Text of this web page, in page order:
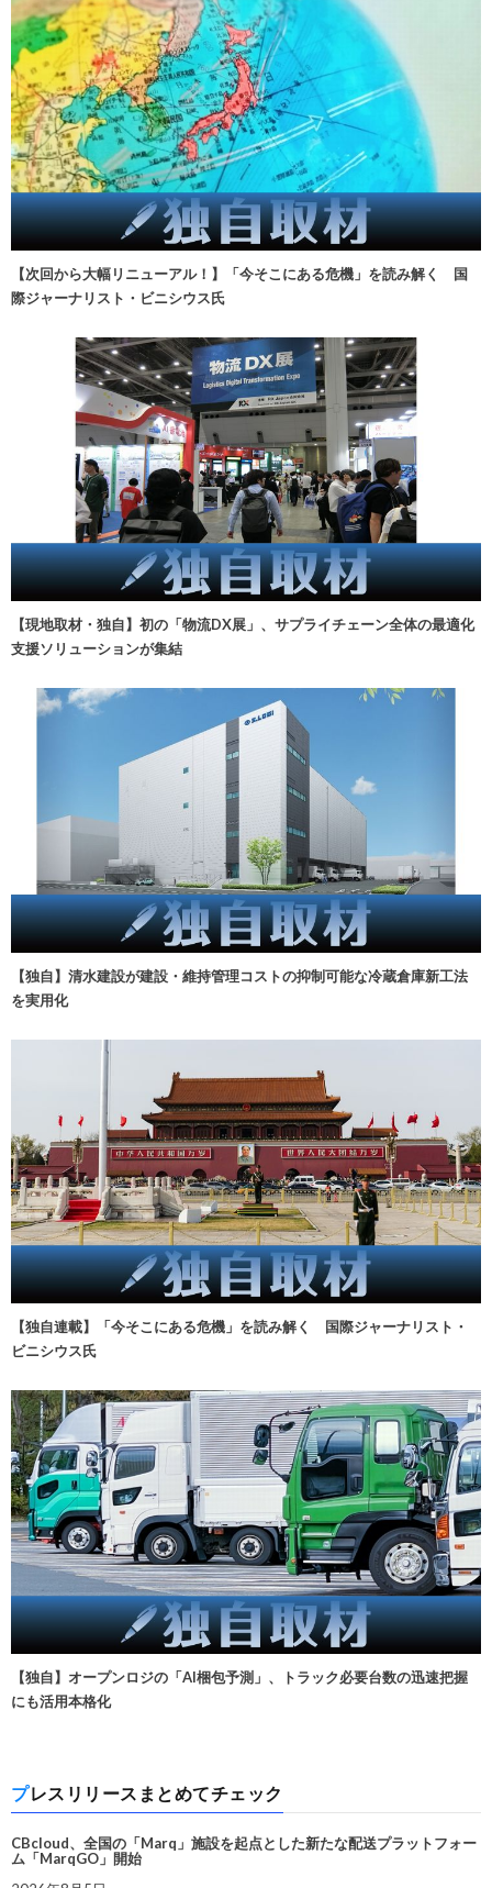
【次回から大幅リニューアル！】「今そこにある危機」を読み解く 国
際ジャーナリスト・ビニシウス氏
【現地取材・独自】初の「物流DX展」、サプライチェーン全体の最適化
支援ソリューションが集結
【独自】清水建設が建設・維持管理コストの抑制可能な冷蔵倉庫新工法
を実用化
【独自連載】「今そこにある危機」を読み解く 国際ジャーナリスト・
ビニシウス氏
【独自】オープンロジの「AI梱包予測」、トラック必要台数の迅速把握
にも活用本格化
プレスリリースまとめてチェック
CBcloud、全国の「Marq」施設を起点とした新たな配送プラットフォー
ム「MarqGO」開始